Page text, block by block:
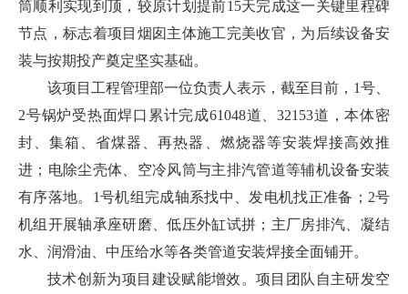
筒顺利实现到顶，较原计划提前15天完成这一关键里程碑
节点，标志着项目烟囱主体施工完美收官，为后续设备安
装与按期投产奠定坚实基础。
该项目工程管理部一位负责人表示，截至目前，1号、
2号锅炉受热面焊口累计完成61048道、32153道，本体密
封、集箱、省煤器、再热器、燃烧器等安装焊接高效推
进；电除尘壳体、空冷风筒与主排汽管道等辅机设备安装
有序落地。1号机组完成轴系找中、发电机找正准备；2号
机组开展轴承座研磨、低压外缸试拼；主厂房排汽、凝结
水、润滑油、中压给水等各类管道安装焊接全面铺开。
技术创新为项目建设赋能增效。项目团队自主研发空